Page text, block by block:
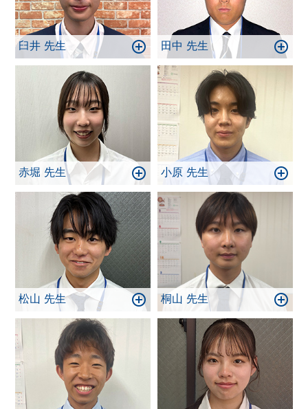
臼井 先生 田中 先生
赤堀 先生 小原 先生
松山 先生 桐山 先生